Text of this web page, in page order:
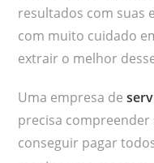
resultados com suas
com muito cuidado
extrair o melhor
Uma empresa de
precisa compreender
conseguir pagar